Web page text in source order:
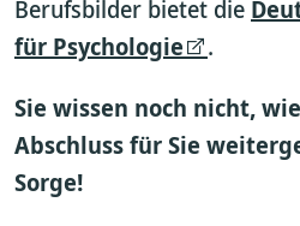
Berufsbilder bietet die
für Psychologie
.
Sie wissen noch nicht,
Abschluss für Sie
Sorge!